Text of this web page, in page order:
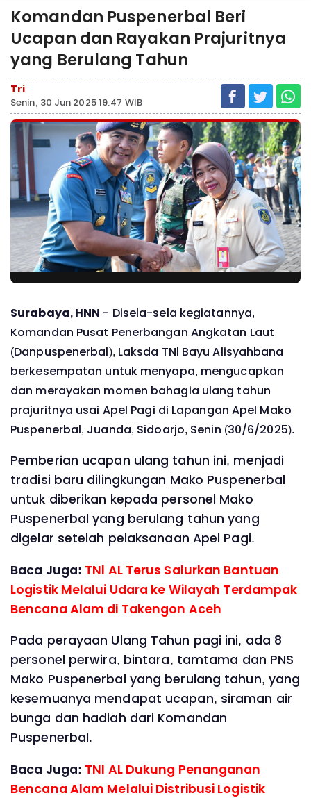
Komandan Puspenerbal Beri
Ucapan dan Rayakan Prajuritnya
yang Berulang Tahun
Tri
Senin, 30 Jun 2025 19:47 WIB
Surabaya, HNN - Disela-sela kegiatannya,
Komandan Pusat Penerbangan Angkatan Laut
(Danpuspenerbal), Laksda TNl Bayu Alisyahbana
berkesempatan untuk menyapa, mengucapkan
dan merayakan momen bahagia ulang tahun
prajuritnya usai Apel Pagi di Lapangan Apel Mako
Puspenerbal, Juanda, Sidoarjo, Senin (30/6/2025).
Pemberian ucapan ulang tahun ini, menjadi
tradisi baru dilingkungan Mako Puspenerbal
untuk diberikan kepada personel Mako
Puspenerbal yang berulang tahun yang
digelar setelah pelaksanaan Apel Pagi.
Baca Juga: TNl AL Terus Salurkan Bantuan
Logistik Melalui Udara ke Wilayah Terdampak
Bencana Alam di Takengon Aceh
Pada perayaan Ulang Tahun pagi ini, ada 8
personel perwira, bintara, tamtama dan PNS
Mako Puspenerbal yang berulang tahun, yang
kesemuanya mendapat ucapan, siraman air
bunga dan hadiah dari Komandan
Puspenerbal.
Baca Juga: TNl AL Dukung Penanganan
Bencana Alam Melalui Distribusi Logistik